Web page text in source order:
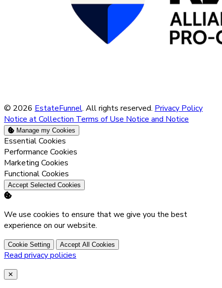
© 2026 EstateFunnel. All rights reserved. Privacy Policy
Notice at Collection Terms of Use Notice and Notice
Manage my Cookies
Enable
Essential Cookies
Enable
Performance Cookies
Enable
Marketing Cookies
Enable
Functional Cookies
Accept Selected Cookies
We use cookies to ensure that we give you the best
experience on our website.
Cookie Setting Accept All Cookies
Read privacy policies
Close
✕